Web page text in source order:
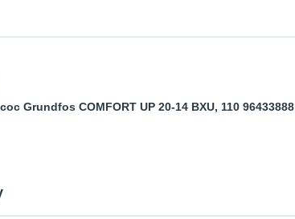
Grundfos COMFORT UP 20-14 BXU, 110 96433888